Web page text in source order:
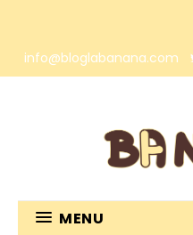
info@bloglabanana.com
MENU